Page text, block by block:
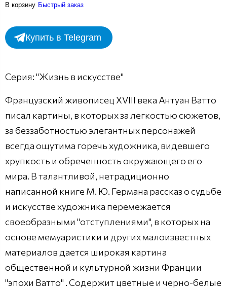
В корзину Быстрый заказ
Купить в Telegram
Серия: "Жизнь в искусстве"
Французский живописец XVIII века Антуан Ватто
писал картины, в которых за легкостью сюжетов,
за беззаботностью элегантных персонажей
всегда ощутима горечь художника, видевшего
хрупкость и обреченность окружающего его
мира. В талантливой, нетрадиционно
написанной книге М. Ю. Германа рассказ о судьбе
и искусстве художника перемежается
своеобразными "отступлениями", в которых на
основе мемуаристики и других малоизвестных
материалов дается широкая картина
общественной и культурной жизни Франции
"эпохи Ватто" . Содержит цветные и черно-белые